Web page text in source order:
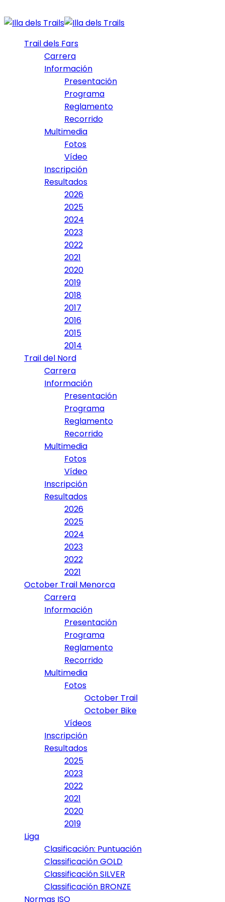
Trail dels Fars
Carrera
Información
Presentación
Programa
Reglamento
Recorrido
Multimedia
Fotos
Vídeo
Inscripción
Resultados
2026
2025
2024
2023
2022
2021
2020
2019
2018
2017
2016
2015
2014
Trail del Nord
Carrera
Información
Presentación
Programa
Reglamento
Recorrido
Multimedia
Fotos
Vídeo
Inscripción
Resultados
2026
2025
2024
2023
2022
2021
October Trail Menorca
Carrera
Información
Presentación
Programa
Reglamento
Recorrido
Multimedia
Fotos
October Trail
October Bike
Vídeos
Inscripción
Resultados
2025
2023
2022
2021
2020
2019
Liga
Clasificación: Puntuación
Classificación GOLD
Classificación SILVER
Classificación BRONZE
Normas ISO